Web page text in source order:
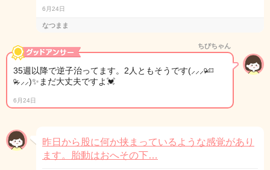
6月24日
なつまま
ちびちゃん
35週以降で逆子治ってます。2人ともそうです(⸝⸝⸝ᵒ̴̶̷ ⌑
ᵒ̴̶̷⸝⸝⸝)✨まだ大丈夫ですよ💓
6月24日
昨日から股に何か挟まっているような感覚があり
ます。胎動はおへその下…